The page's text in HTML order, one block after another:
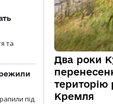
та
під
Два роки
територію
Кремля